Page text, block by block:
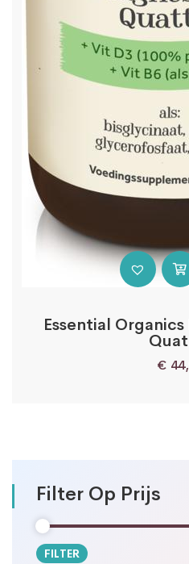
Filter Op Prijs
Min.
Max.
FILTER
Essential
€